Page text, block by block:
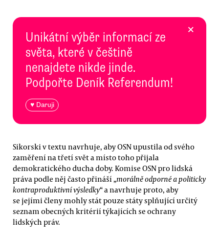
Unikátní výběr informací ze
světa, které v češtině
nenajdete nikde jinde.
Podpořte Deník Referendum!
♥ Daruji
×
Sikorski v textu navrhuje, aby OSN upustila od svého
zaměření na třetí svět a místo toho přijala
demokratického ducha doby. Komise OSN pro lidská
práva podle něj často přináší „morálně odporné a politicky
kontraproduktivní výsledky“ a navrhuje proto, aby
se jejími členy mohly stát pouze státy splňující určitý
seznam obecných kritérií týkajících se ochrany
lidských práv.